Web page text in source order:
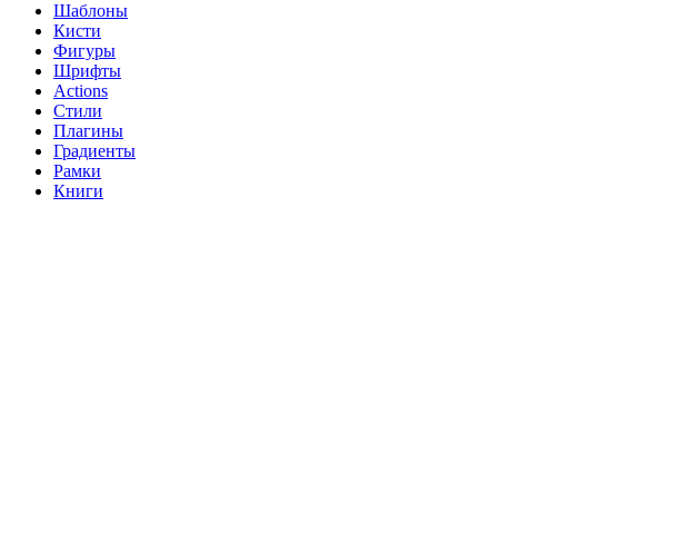
Шаблоны
Кисти
Фигуры
Шрифты
Actions
Стили
Плагины
Градиенты
Рамки
Книги